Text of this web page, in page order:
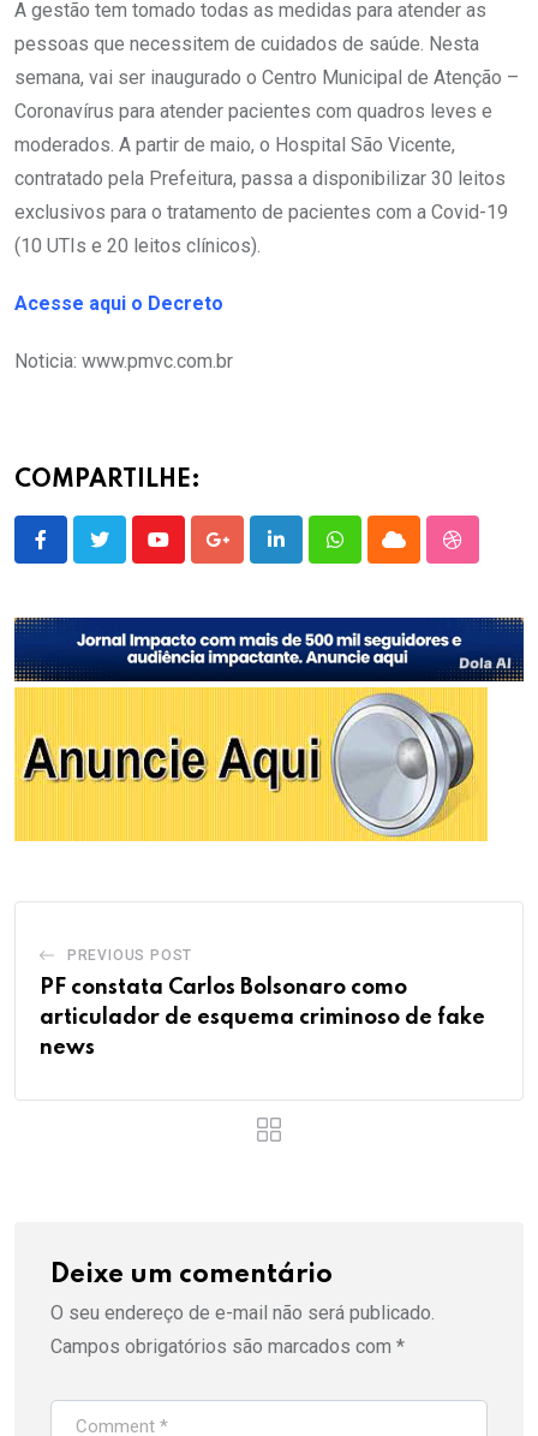
A gestão tem tomado todas as medidas para atender as
pessoas que necessitem de cuidados de saúde. Nesta
semana, vai ser inaugurado o Centro Municipal de Atenção –
Coronavírus para atender pacientes com quadros leves e
moderados. A partir de maio, o Hospital São Vicente,
contratado pela Prefeitura, passa a disponibilizar 30 leitos
exclusivos para o tratamento de pacientes com a Covid-19
(10 UTIs e 20 leitos clínicos).
Acesse aqui o Decreto
Noticia: www.pmvc.com.br
COMPARTILHE:
YoutubeGoogle+LinkedInWhatsappCloud
PREVIOUS POST
PF constata Carlos Bolsonaro como
articulador de esquema criminoso de fake
news
Deixe um comentário
O seu endereço de e-mail não será publicado.
Campos obrigatórios são marcados com *